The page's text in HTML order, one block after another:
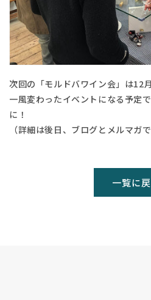
次回の「モルドバワイン会」は12
一風変わったイベントになる予定
に！
（詳細は後日、ブログとメルマガ
一覧に